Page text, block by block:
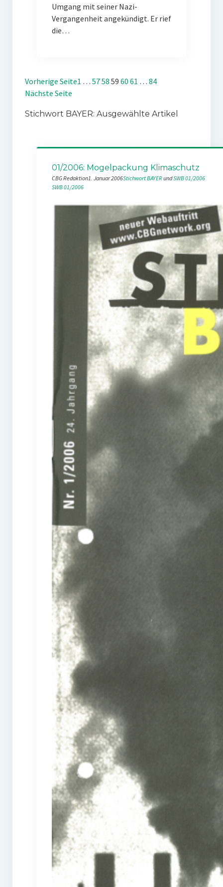
Umgang mit seiner Nazi-
Vergangenheit angekündigt. Er rief
die…
Vorherige Seite1 … 5758 59 60 61 … 84
Nächste Seite
Stichwort BAYER: Ausgewählte Artikel
01/2006: Mogelpackung Klimaschutz
CBG Redaktion1. Januar 2006Stichwort BAYER und SWB 01/2006
SWB 01/2006